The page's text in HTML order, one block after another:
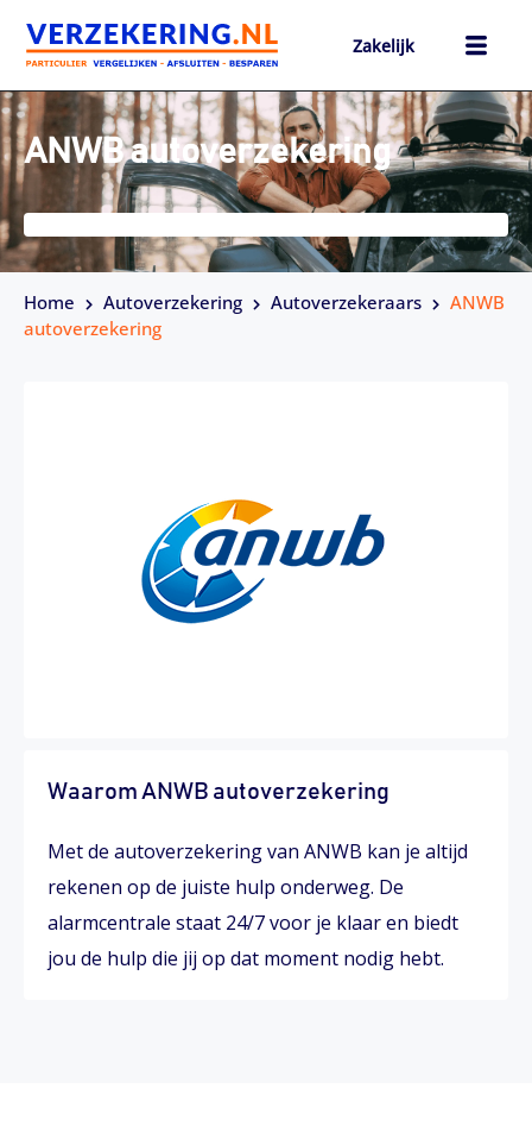
naar
inhoud
Zakelijk
ANWB autoverzekering
Home Autoverzekering Autoverzekeraars
ANWB
autoverzekering
Waarom ANWB autoverzekering
Met de autoverzekering van ANWB kan je altijd
rekenen op de juiste hulp onderweg. De
alarmcentrale staat 24/7 voor je klaar en biedt
jou de hulp die jij op dat moment nodig hebt.